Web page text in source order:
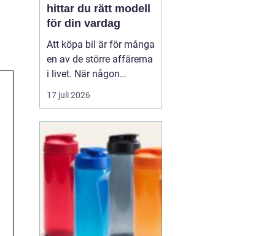
hittar du rätt modell
för din vardag
Att köpa bil är för många
en av de större affärerna
i livet. När någon
funderar på att köpa
Renault Skåne
17 juli 2026